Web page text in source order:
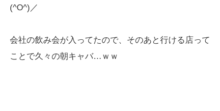
(^O^)／
会社の飲み会が入ってたので、そのあと行ける店って
ことで久々の朝キャバ…ｗｗ